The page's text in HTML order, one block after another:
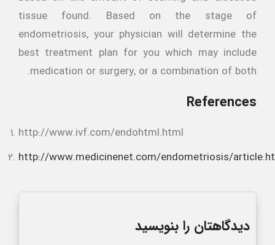
tissue found. Based on the stage of
endometriosis, your physician will determine the
best treatment plan for you which may include
medication or surgery, or a combination of both.
References
http://www.ivf.com/endohtml.html
http://www.medicinenet.com/endometriosis/
دیدگاهتان را بنویسید